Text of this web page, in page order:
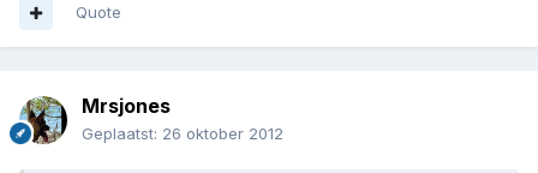
Quote
Mrsjones
Geplaatst: 26 oktober 2012